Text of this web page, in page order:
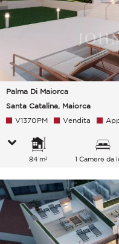
Palma Di Maiorca
Santa Catalina, Maiorca
V1370PM Vendita
84 m² 1 Camere da